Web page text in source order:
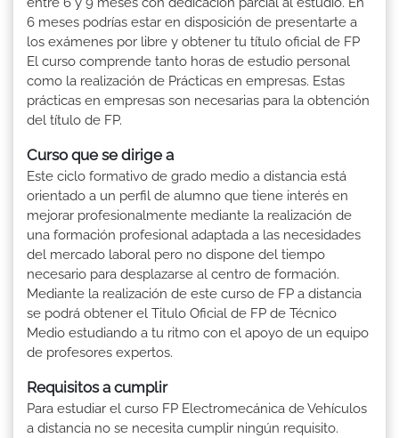
6 meses podrías estar en disposición de presentarte a
los exámenes por libre y obtener tu título oficial de FP
El curso comprende tanto horas de estudio personal
como la realización de Prácticas en empresas. Estas
prácticas en empresas son necesarias para la obtención
del título de FP.
Curso que se dirige a
Este ciclo formativo de grado medio a distancia está
orientado a un perfil de alumno que tiene interés en
mejorar profesionalmente mediante la realización de
una formación profesional adaptada a las necesidades
del mercado laboral pero no dispone del tiempo
necesario para desplazarse al centro de formación.
Mediante la realización de este curso de FP a distancia
se podrá obtener el Titulo Oficial de FP de Técnico
Medio estudiando a tu ritmo con el apoyo de un equipo
de profesores expertos.
Requisitos a cumplir
Para estudiar el curso FP Electromecánica de Vehículos
a distancia no se necesita cumplir ningún requisito.